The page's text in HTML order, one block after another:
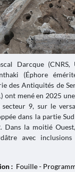
Darcque (CNRS,
(Éphore
des Antiquités de
ont mené en 2025
9, sur le
dans la partie
Dans la moitié
avec inclusions
: Fouille -